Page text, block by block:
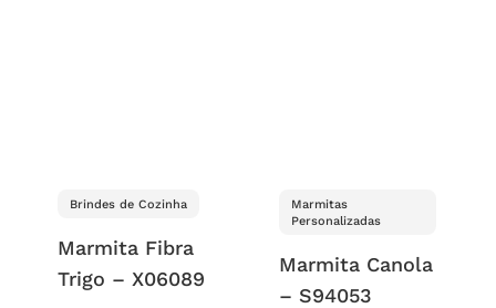
Brindes de Cozinha
Marmita Fibra
Trigo – X06089
Marmitas
Personalizadas
Marmita Canola
– S94053